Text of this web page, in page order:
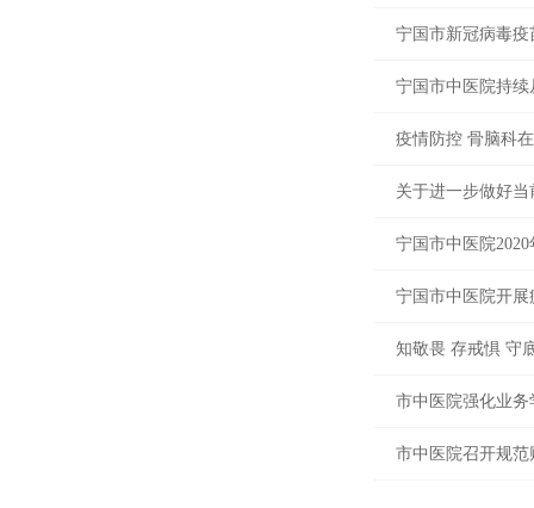
宁国市新冠病毒疫
宁国市中医院持
疫情防控 骨脑科
关于进一步做好
宁国市中医院
宁国市中医院开
知敬畏 存戒惧 守
市中医院强化业
市中医院召开规